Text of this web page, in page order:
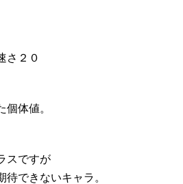
２０
体値。
スですが
できないキャラ。